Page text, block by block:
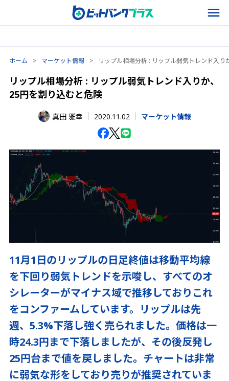
ホーム > マーケット情報 > リップル相場分析 : リップル弱気トレンド入
リップル相場分析 : リップル弱気トレンド入りか、
25円を割り込むと危険
真田 雅幸 2020.11.02 マーケット情報
11月1日のリップルの日足終値は移動平均線
を下回り弱気トレンドを示唆し、すべてのオ
シレーターがマイナス域で推移しておりこれ
をコンファームしています。リップルは先
週、5.3%下落し強く売られました。価格は一
時24.3円まで下落しましたが、その後反発し
25円台まで値を戻しました。チャートは非常
に弱気な形をしており売りが推奨されていま